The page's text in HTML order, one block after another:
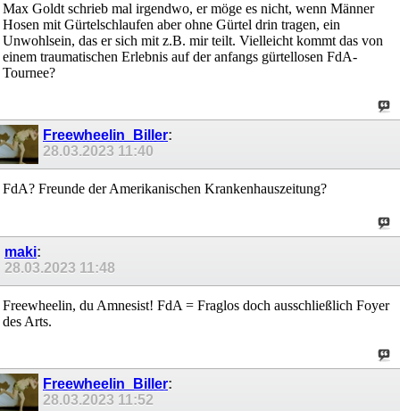
Max Goldt schrieb mal irgendwo, er möge es nicht, wenn Männer
Hosen mit Gürtelschlaufen aber ohne Gürtel drin tragen, ein
Unwohlsein, das er sich mit z.B. mir teilt. Vielleicht kommt das von
einem traumatischen Erlebnis auf der anfangs gürtellosen FdA-
Tournee?
Freewheelin_Biller:
28.03.2023 11:40
FdA? Freunde der Amerikanischen Krankenhauszeitung?
maki:
28.03.2023 11:48
Freewheelin, du Amnesist! FdA = Fraglos doch ausschließlich Foyer
des Arts.
Freewheelin_Biller:
28.03.2023 11:52